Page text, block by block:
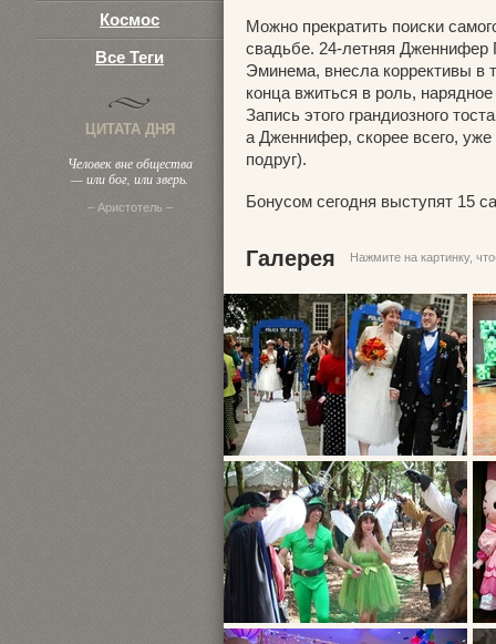
Космос
Все Теги
ЦИТАТА ДНЯ
Человек вне общества
— или бог, или зверь.
– Аристотель –
Можно прекратить поиски
свадьбе. 24-летняя
Эминема, внесла коррективы в
конца вжиться в роль,
Запись этого грандиозного
а Дженнифер, скорее всего,
подруг).
Бонусом сегодня выступят 15
Галерея Нажмите на картинку,